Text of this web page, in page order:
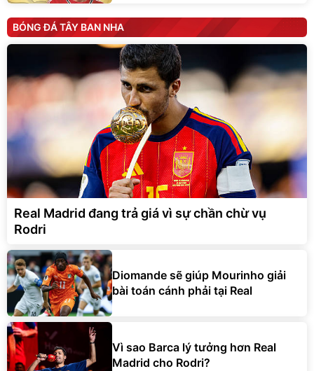
BÓNG ĐÁ TÂY BAN NHA
Real Madrid đang trả giá vì sự chần chừ vụ
Rodri
Diomande sẽ giúp Mourinho giải
bài toán cánh phải tại Real
Vì sao Barca lý tưởng hơn Real
Madrid cho Rodri?